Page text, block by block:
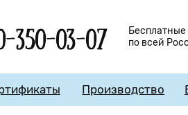
350-03-07
Бесплатные
по всей
Производство